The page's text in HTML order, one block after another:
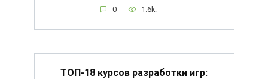
0 1.6k.
ТОП-18 курсов разработки игр: